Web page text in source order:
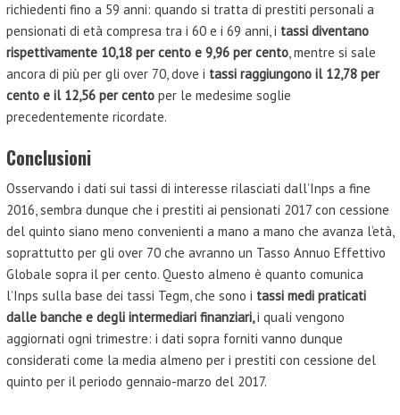
richiedenti fino a 59 anni: quando si tratta di prestiti personali a
pensionati di età compresa tra i 60 e i 69 anni, i tassi diventano
rispettivamente 10,18 per cento e 9,96 per cento, mentre si sale
ancora di più per gli over 70, dove i tassi raggiungono il 12,78 per
cento e il 12,56 per centoper le medesime soglie
precedentemente ricordate.
Conclusioni
Osservando i dati sui tassi di interesse rilasciati dall’Inps a fine
2016, sembra dunque che i prestiti ai pensionati 2017 con cessione
del quinto siano meno convenienti a mano a mano che avanza l’età,
soprattutto per gli over 70 che avranno un Tasso Annuo Effettivo
Globale sopra il per cento. Questo almeno è quanto comunica
l’Inps sulla base dei tassi Tegm, che sono i tassi medi praticati
dalle banche e degli intermediari finanziari,i quali vengono
aggiornati ogni trimestre: i dati sopra forniti vanno dunque
considerati come la media almeno per i prestiti con cessione del
quinto per il periodo gennaio-marzo del 2017.